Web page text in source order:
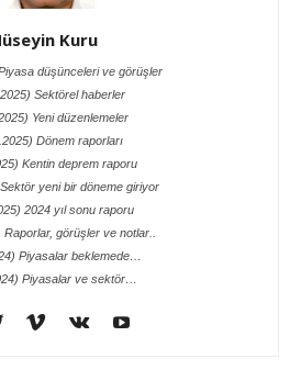
Kuru
düşünceleri ve görüşler
Sektörel haberler
Yeni düzenlemeler
Dönem raporları
Kentin deprem raporu
yeni bir döneme giriyor
2024 yıl sonu raporu
görüşler ve notlar..
Piyasalar beklemede…
Piyasalar ve sektör…